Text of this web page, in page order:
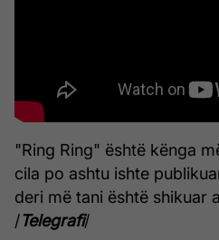
"Ring Ring" është kënga
cila po ashtu ishte
deri më tani është shikuar
/Telegrafi/